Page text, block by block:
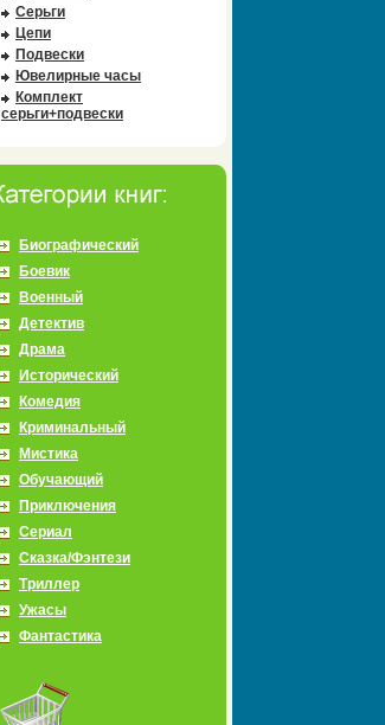
Серьги
Цепи
Подвески
Ювелирные часы
Комплект
серьги+подвески
Биографический
Боевик
Военный
Детектив
Драма
Исторический
Комедия
Криминальный
Мистика
Обучающий
Приключения
Сериал
Сказка/Фэнтези
Триллер
Ужасы
Фантастика